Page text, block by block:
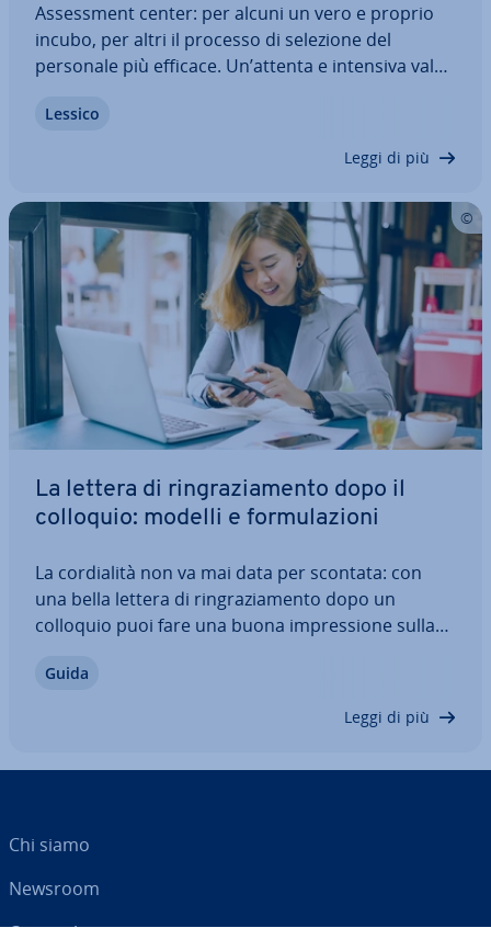
As­sess­ment center: per alcuni un vero e proprio
incubo, per altri il processo di selezione del
personale più efficace. Un’attenta e intensiva va­lu­
vi­dua­re il candidato perfetto per la posizione
Lessico
Leggi di più
La lettera di rin­gra­zia­men­to dopo il
colloquio: modelli e for­mu­la­zio­ni
La cor­dia­li­tà non va mai data per scontata: con
una bella lettera di rin­gra­zia­men­to dopo un
colloquio puoi fare una buona im­pres­sio­ne sulla
futuro datore di lavoro. Un messaggio breve e
Guida
Leggi di più
Chi siamo
Newsroom